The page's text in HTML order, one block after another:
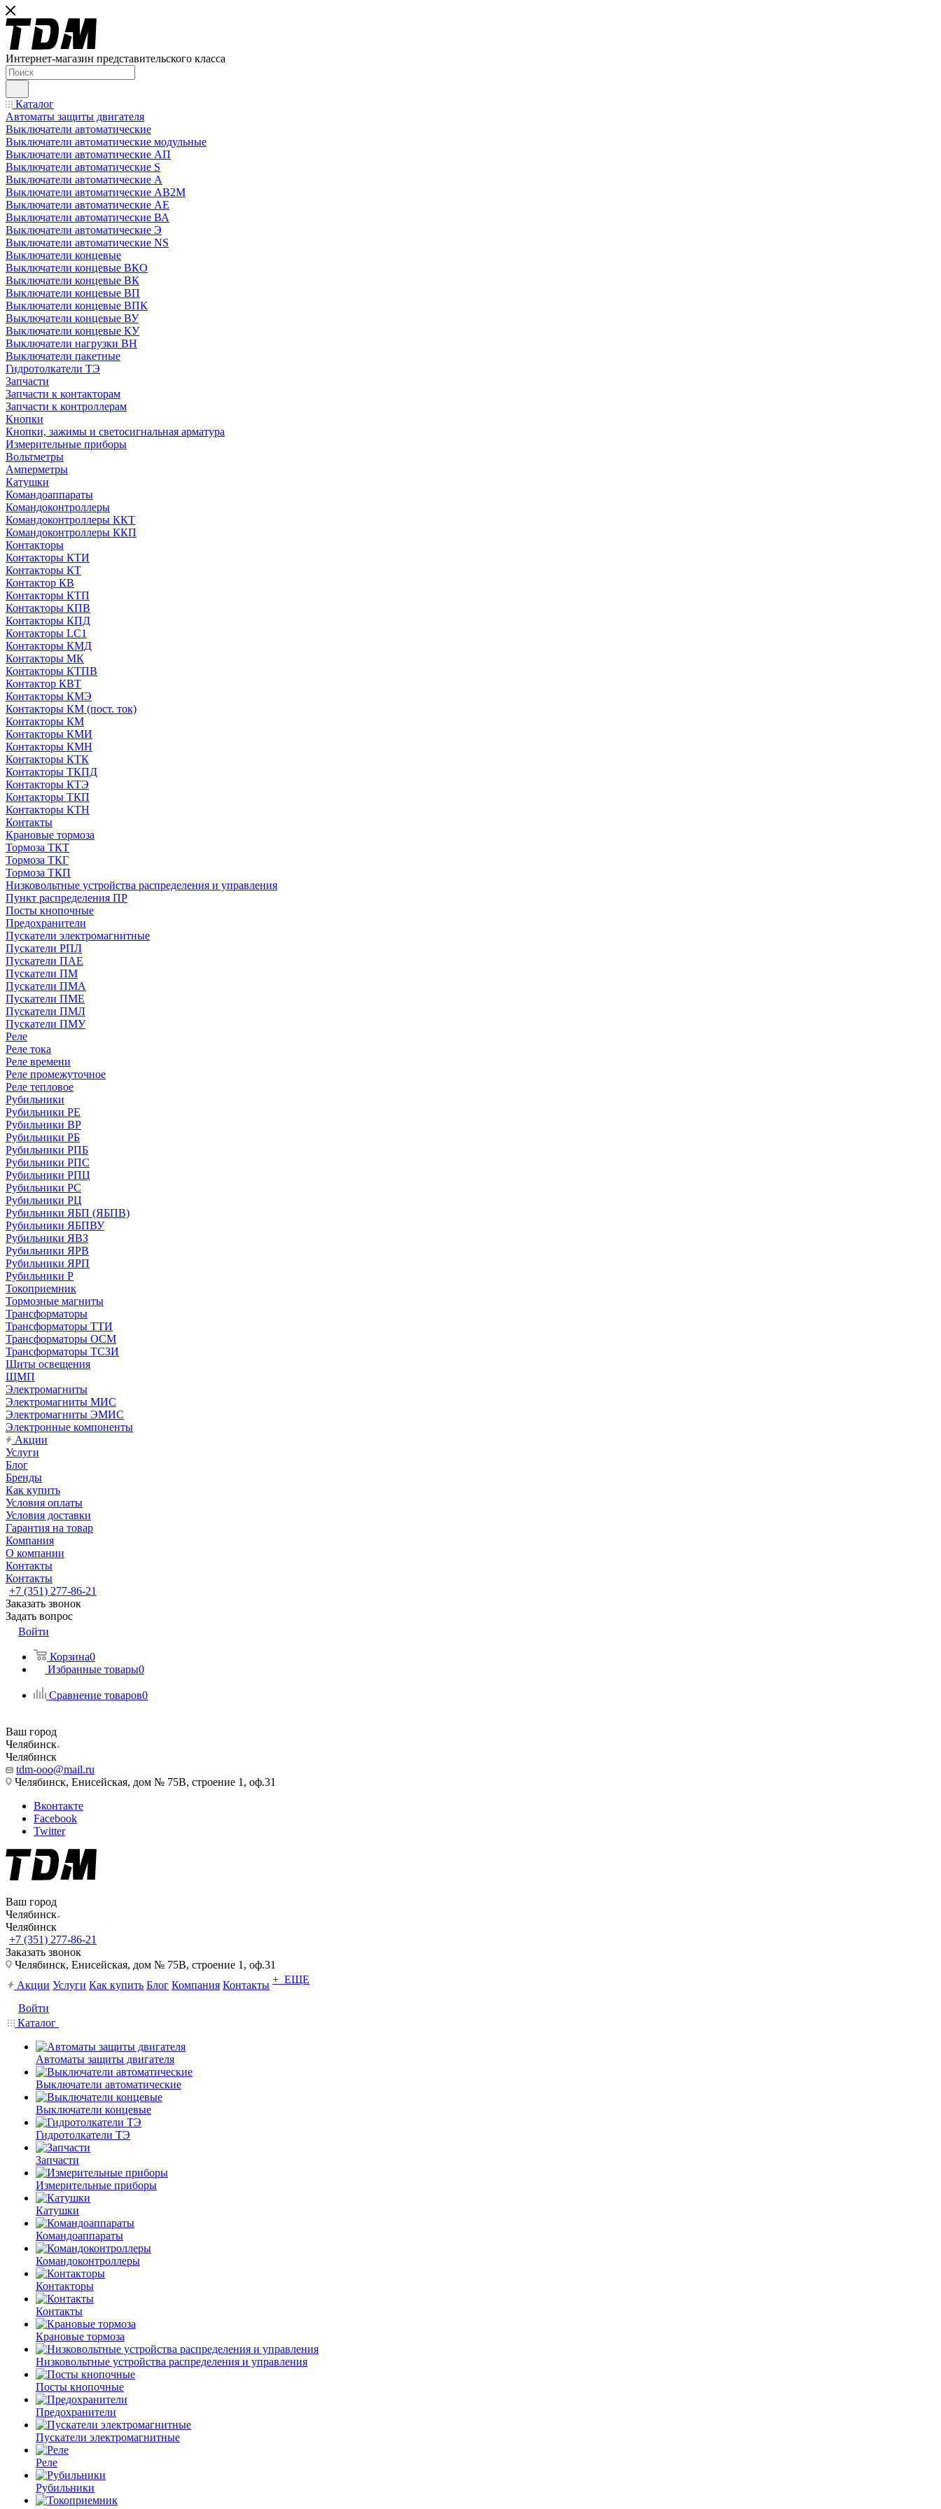
Интернет-магазин представительского класса
Каталог
Автоматы защиты двигателя
Выключатели автоматические
Выключатели автоматические модульные
Выключатели автоматические АП
Выключатели автоматические S
Выключатели автоматические А
Выключатели автоматические АВ2М
Выключатели автоматические АЕ
Выключатели автоматические ВА
Выключатели автоматические Э
Выключатели автоматические NS
Выключатели концевые
Выключатели концевые ВКО
Выключатели концевые ВК
Выключатели концевые ВП
Выключатели концевые ВПК
Выключатели концевые ВУ
Выключатели концевые КУ
Выключатели нагрузки ВН
Выключатели пакетные
Гидротолкатели ТЭ
Запчасти
Запчасти к контакторам
Запчасти к контроллерам
Кнопки
Кнопки, зажимы и светосигнальная арматура
Измерительные приборы
Вольтметры
Амперметры
Катушки
Командоаппараты
Командоконтроллеры
Командоконтроллеры ККТ
Командоконтроллеры ККП
Контакторы
Контакторы КТИ
Контакторы КТ
Контактор КВ
Контакторы КТП
Контакторы КПВ
Контакторы КПД
Контакторы LC1
Контакторы КМД
Контакторы МК
Контакторы КТПВ
Контактор КВТ
Контакторы КМЭ
Контакторы КМ (пост. ток)
Контакторы КМ
Контакторы КМИ
Контакторы КМН
Контакторы КТК
Контакторы ТКПД
Контакторы КТЭ
Контакторы ТКП
Контакторы КТН
Контакты
Крановые тормоза
Тормоза ТКТ
Тормоза ТКГ
Тормоза ТКП
Низковольтные устройства распределения и управления
Пункт распределения ПР
Посты кнопочные
Предохранители
Пускатели электромагнитные
Пускатели РПЛ
Пускатели ПАЕ
Пускатели ПМ
Пускатели ПМА
Пускатели ПМЕ
Пускатели ПМЛ
Пускатели ПМУ
Реле
Реле тока
Реле времени
Реле промежуточное
Реле тепловое
Рубильники
Рубильники РЕ
Рубильники ВР
Рубильники РБ
Рубильники РПБ
Рубильники РПС
Рубильники РПЦ
Рубильники РС
Рубильники РЦ
Рубильники ЯБП (ЯБПВ)
Рубильники ЯБПВУ
Рубильники ЯВЗ
Рубильники ЯРВ
Рубильники ЯРП
Рубильники Р
Токоприемник
Тормозные магниты
Трансформаторы
Трансформаторы ТТИ
Трансформаторы ОСМ
Трансформаторы ТСЗИ
Щиты освещения
ЩМП
Электромагниты
Электромагниты МИС
Электромагниты ЭМИС
Электронные компоненты
Акции
Услуги
Блог
Бренды
Как купить
Условия оплаты
Условия доставки
Гарантия на товар
Компания
О компании
Контакты
Контакты
+7 (351) 277-86-21
Заказать звонок
Задать вопрос
Войти
Корзина0
Избранные товары0
Сравнение товаров0
Ваш город
Челябинск
Челябинск
tdm-ooo@mail.ru
Челябинск, Енисейская, дом № 75В, строение 1, оф.31
Вконтакте
Facebook
Twitter
Ваш город
Челябинск
Челябинск
+7 (351) 277-86-21
Заказать звонок
Челябинск, Енисейская, дом № 75В, строение 1, оф.31
Акции Услуги Как купить Блог Компания Контакты + ЕЩЕ
Войти
Каталог
Автоматы защиты двигателя
Выключатели автоматические
Выключатели концевые
Гидротолкатели ТЭ
Запчасти
Измерительные приборы
Катушки
Командоаппараты
Командоконтроллеры
Контакторы
Контакты
Крановые тормоза
Низковольтные устройства распределения и управления
Посты кнопочные
Предохранители
Пускатели электромагнитные
Реле
Рубильники